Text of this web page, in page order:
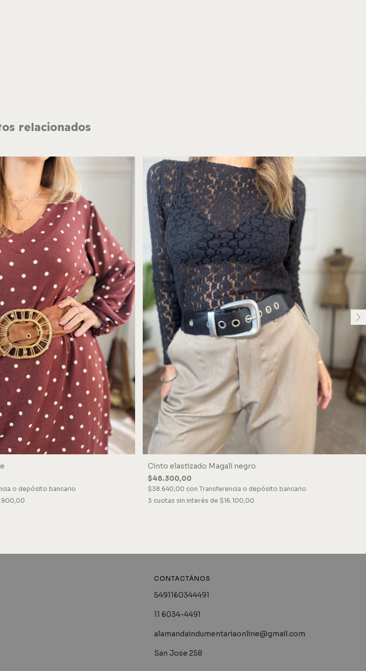
relacionados
o depósito bancario
Cinto elastizado Magalí negro
$48.300,00
$38.640,00 con Transferencia o depósito bancario
3 cuotas sin interés de $16.100,00
CONTACTÁNOS
5491160344491
11 6034-4491
alamandaindumentariaonline@gmail.com
San Jose 258